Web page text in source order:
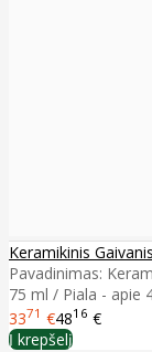
Keramikinis
Pavadinimas:
75 ml / Piala - apie
3371 €4816 €
Į krepšelį